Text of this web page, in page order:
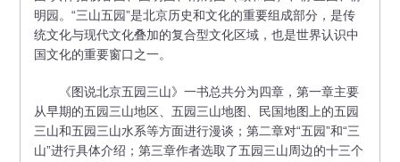
明园。“三山五园”是北京历史和文化的重要组成部分，是传
统文化与现代文化叠加的复合型文化区域，也是世界认识中
国文化的重要窗口之一。
《图说北京五园三山》一书总共分为四章，第一章主要
从早期的五园三山地区、五园三山地图、民国地图上的五园
三山和五园三山水系等方面进行漫谈；第二章对“五园”和“三
山”进行具体介绍；第三章作者选取了五园三山周边的十三个